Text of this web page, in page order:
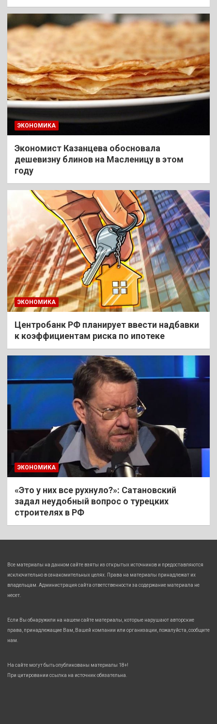
ЭКОНОМИКА
Экономист Казанцева обосновала
дешевизну блинов на Масленицу в этом
году
ЭКОНОМИКА
Центробанк РФ планирует ввести надбавки
к коэффициентам риска по ипотеке
ЭКОНОМИКА
«Это у них все рухнуло?»: Сатановский
задал неудобный вопрос о турецких
строителях в РФ
Все материалы на данном сайте взяты из открытых источников и предоставляются
исключительно в ознакомительных целях. Права на материалы принадлежат их
владельцам. Администрация сайта ответственности за содержание материала не
несет.
Если Вы обнаружили на нашем сайте материалы, которые нарушают авторские
права, принадлежащие Вам, Вашей компании или организации, пожалуйста, сообщите
нам.
На сайте могут быть опубликованы материалы 18+!
При цитировании ссылка на источник обязательна.